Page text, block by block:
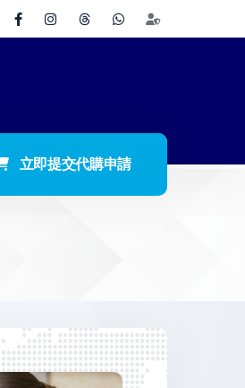
立即提交代購申請